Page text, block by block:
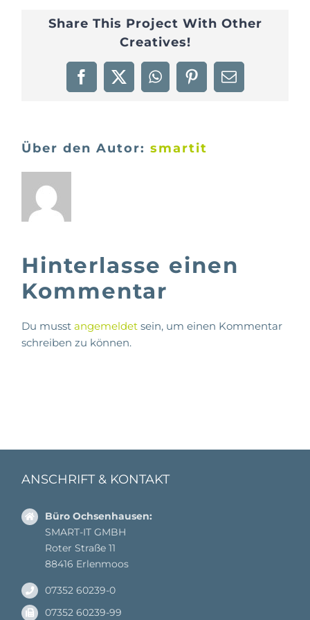
Share This Project With Other
Creatives!
Facebook
X WhatsAppPinterest
E-
Über den Autor:smartit
Hinterlasse einen
Kommentar
Du musstangemeldet sein, um einen Kommentar
schreiben zu können.
ANSCHRIFT & KONTAKT
Büro Ochsenhausen:
SMART-IT GMBH
Roter Straße 11
88416 Erlenmoos
07352 60239-0
07352 60239-99